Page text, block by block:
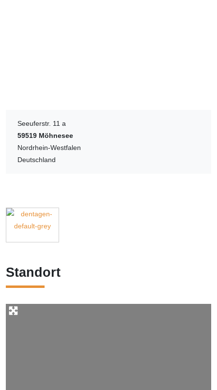
Seeuferstr. 11 a
59519 Möhnesee
Nordrhein-Westfalen
Deutschland
Standort